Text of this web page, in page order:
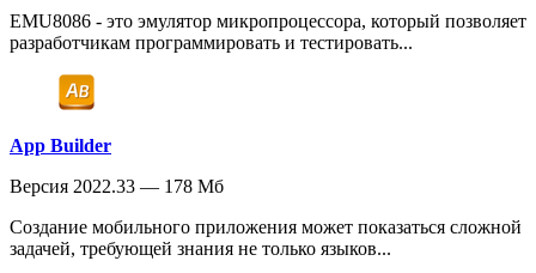
EMU8086 - это эмулятор микропроцессора, который позволяет
разработчикам программировать и тестировать...
App Builder
Версия 2022.33 — 178 Мб
Создание мобильного приложения может показаться сложной
задачей, требующей знания не только языков...